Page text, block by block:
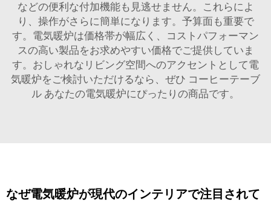
などの便利な付加機能も見逃せません。これらによ
り、操作がさらに簡単になります。予算面も重要で
す。電気暖炉は価格帯が幅広く、コストパフォーマン
スの高い製品をお求めやすい価格でご提供していま
す。おしゃれなリビング空間へのアクセントとして電
気暖炉をご検討いただけるなら、ぜひ コーヒーテーブ
ル あなたの電気暖炉にぴったりの商品です。
なぜ電気暖炉が現代のインテリアで注目されて